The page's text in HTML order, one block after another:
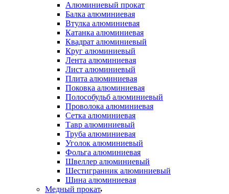
Алюминиевый прокат
Балка алюминиевая
Втулка алюминиевая
Катанка алюминиевая
Квадрат алюминиевый
Круг алюминиевый
Лента алюминиевая
Лист алюминиевый
Плита алюминиевая
Поковка алюминиевая
Полособульб алюминиевый
Проволока алюминиевая
Сетка алюминиевая
Тавр алюминиевый
Труба алюминиевая
Уголок алюминиевый
Фольга алюминиевая
Швеллер алюминиевый
Шестигранник алюминиевый
Шина алюминиевая
Медный прокат